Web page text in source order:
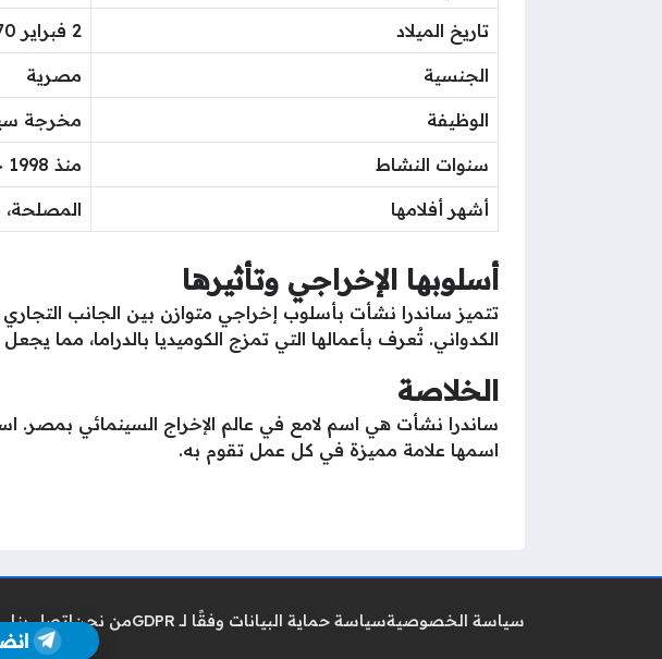
تاريخ الميلاد 2 فبراير 1970
الجنسية مصرية
الوظيفة مخرجة
سنوات النشاط منذ 1998 حتى الآن
أشهر أفلامها المصلحة،
أسلوبها الإخراجي وتأثيرها
تتميز ساندرا نشأت بأسلوب إخراجي متوازن بين الجانب التجاري
الكدواني. تُعرف بأعمالها التي تمزج الكوميديا بالدراما، مما
الخلاصة
ساندرا نشأت هي اسم لامع في عالم الإخراج السينمائي
اسمها علامة مميزة في كل عمل تقوم به.
سياسة الخصوصيةسياسة حماية البيانات وفقًا لـ GDPR من نحناتصل بنا